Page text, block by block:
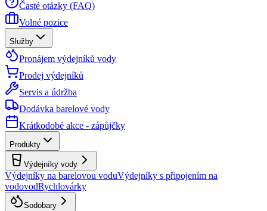
Časté otázky (FAQ)
Volné pozice
Služby
Pronájem výdejníků vody
Prodej výdejníků
Servis a údržba
Dodávka barelové vody
Krátkodobé akce - zápůjčky
Produkty
Výdejníky vody
Výdejníky na barelovou voduVýdejníky s připojením na
vodovodRychlovárky
Sodobary